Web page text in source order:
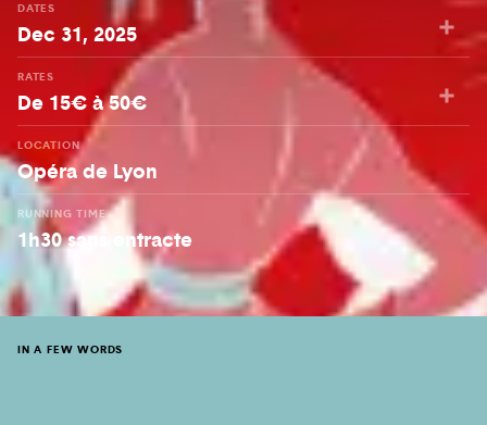
DATES
Dec 31, 2025
RATES
De 15€ à 50€
LOCATION
Opéra de Lyon
RUNNING TIME
1h30 sans entracte
IN A FEW WORDS